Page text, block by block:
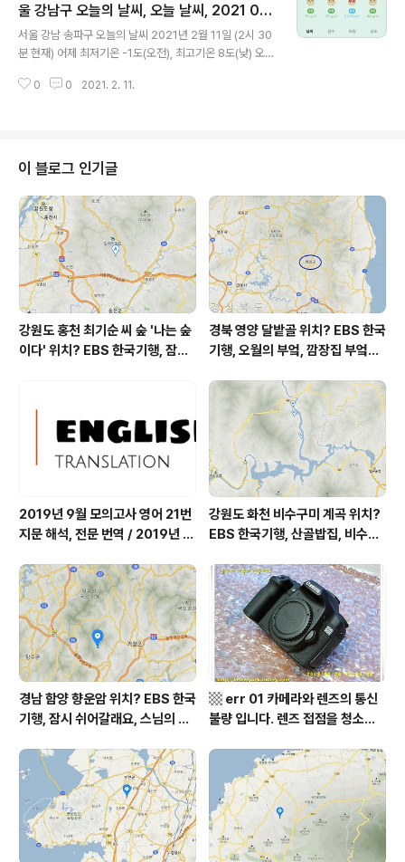
세먼지는 보통 = 52 ㎍/m³ 오늘 초미세먼지 나쁨 = 73
㎍/m³ 미세먼지는 나쁨 = 82 ㎍/m³ 대기상태는 어제보
다 많이 안 좋습니다 전체적으로 상태가 아주 좋지 못합니
다 초미세먼지 73 마이크로그램이고, 미세먼지 82 마이크
로그램입니다 posted by befreepark 202..
울 강남구 오늘의 날씨, 오늘 날씨, 2021 021
1, 초미세먼지, 미세먼지
서울 강남 송파구 오늘의 날씨 2021년 2월 11일 (2시 30
분 현재) 어제 최저기온 -1도(오전), 최고기온 8도(낮) 오늘
최저기온, 어제보다 1도 높은 최고기온입니다 아침에 최저
먼지는 좋음 = 19 ㎍/m³ 오늘 초미세먼지 보통 = 27
㎍/m³ 미세먼지는 보통 = 37 ㎍/m³ 대기상태는 어제와
거의 비슷한 수준입니다 전체적으로 상태는 양호한 편입니
다 초미세먼지 12 마이크로그램이고, 미세먼지 19 마이크
로그램입니다 posted by befreepark 2021..
0 0 2021. 2. 11.
이 블로그 인기글
강원도 홍천 최기순 씨 숲 '나는 숲
이다' 위치? EBS 한국기행, 잠시
강원도 홍천군 가볼 만한 곳, (구)
까르돈, kbs 인간극장
경북 영양 달밭골 위치? EBS 한국
기행, 오월의 부엌, 깜장집 부엌은
어디? / 경상북도 영양군 가볼 만
한 곳, 영양읍 상원리. KBS 인간극
장 임분노미 할머니
2019년 9월 모의고사 영어 21번
지문 해석, 전문 번역 / 2019년 9
역, 평가원 2019년 고3 9월 영어
영역 외국어영역 전문 해석, Engli
sh to Korean translation
강원도 화천 비수구미 계곡 위치?
EBS 한국기행, 산골밥집, 비수구
부 화천군 비수구미 낙타민박 어
디? / 강원도 화천군 가볼 만한 곳
비수구미 마을, 파로호
경남 함양 향운암 위치? EBS 한국
기행, 잠시 쉬어갈래요, 스님의 어
상남도 함양군 가볼 만한 곳, 용추
계곡 향운암 명천스님, 덕유산 황
석산 거망산 기백산
▩ err 01 카메라와 렌즈의 통신
불량 입니다. 렌즈 접점을 청소하